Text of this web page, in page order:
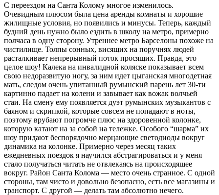
С переездом на Санта Колому многое изменилось.
Очевидным плюсом была цена аренды комнаты и хорошие
жилищные условия, но появились и минусы. Теперь, каждый
будний день нужно было ездить в школу на метро, примерно
полчаса в одну сторону. Утреннее метро Барселоны похоже на
чистилище. Толпы сонных, висящих на поручнях людей
расталкивает непрерывный поток просящих. Правда, это
целое шоу! Калека на инвалидной коляске показывает всем
свою недоразвитую ногу, за ним идет цыганская многодетная
мать, следом очень упитанный румынский парень лет 30-ти
картинно падает на колени и завывает как вожак волчьей
стаи. На смену ему появляется дуэт румынских музыкантов с
баяном и скрипкой, которые совсем не попадают в ноты,
поэтому врубают погромче плюс на здоровенной колонке,
которую катают на за собой на тележке. Особого “шарма” их
шоу придают беспорядочно мерцающие светодиоды вокруг
динамика на колонке. Примерно через месяц таких
ежедневных поездок я научился абстрагироваться и у меня
стало получаться читать не отвлекаясь на происходящее
вокруг. Район Санта Колома — место очень странное. С одной
стороны, там чисто и довольно безопасно, есть все магазины и
транспорт. С другой — делать там абсолютно нечего.